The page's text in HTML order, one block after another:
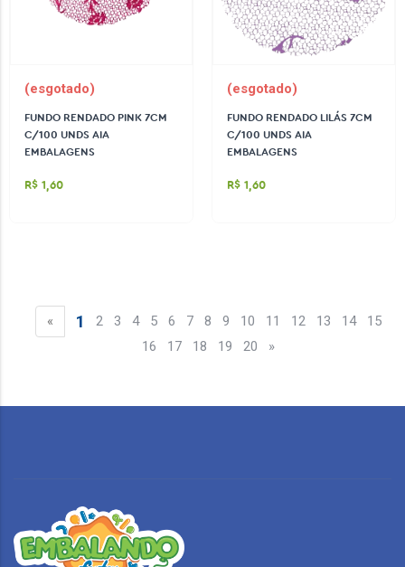
(esgotado)
FUNDO RENDADO PINK 7CM
C/100 UNDS AIA
EMBALAGENS
R$ 1,60
(esgotado)
FUNDO RENDADO LILÁS 7CM
C/100 UNDS AIA
EMBALAGENS
R$ 1,60
« 1 2 3 4 5 6 7 8 9 10 11 12 13 14
15
16
17 18 19 20 »